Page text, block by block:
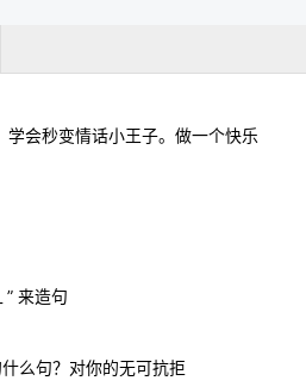
学会秒变情话小王子。做一个快乐
” 来造句
么句？对你的无可抗拒